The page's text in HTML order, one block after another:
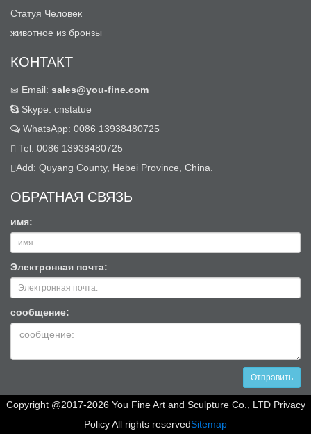
Статуя Человек
животное из бронзы
КОНТАКТ
Email: sales@you-fine.com
Skype: cnstatue
WhatsApp: 0086 13938480725
Tel: 0086 13938480725
Add: Quyang County, Hebei Province, China.
ОБРАТНАЯ СВЯЗЬ
имя:
Электронная почта:
сообщение:
Отправить
Copyright @2017-2026 You Fine Art and Sculpture Co., LTD Privacy
Policy All rights reservedSitemap